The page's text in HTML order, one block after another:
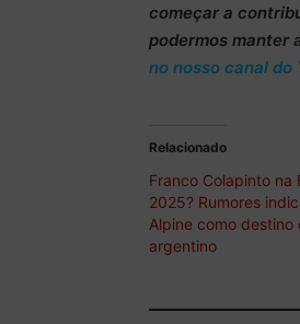
começar a
podermos manter
no nosso canal do
Relacionado
Franco Colapinto na
2025? Rumores
Alpine como destino
argentino